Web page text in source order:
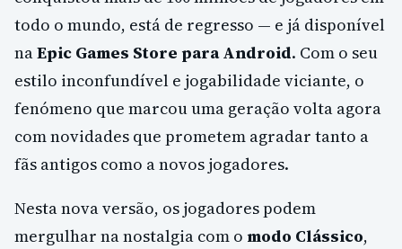
todo o mundo, está de regresso — e já disponível
naEpic Games Store para Android. Com o seu
estilo inconfundível e jogabilidade viciante, o
fenómeno que marcou uma geração volta agora
com novidades que prometem agradar tanto a
fãs antigos como a novos jogadores.
Nesta nova versão, os jogadores podem
mergulhar na nostalgia com o modo Clássico,